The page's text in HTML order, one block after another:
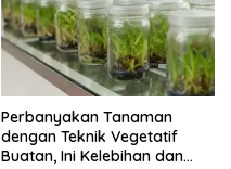
Perbanyakan Tanaman
dengan Teknik Vegetatif
Buatan, Ini Kelebihan dan